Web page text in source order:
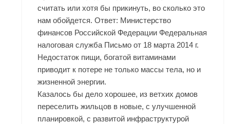
считать или хотя бы прикинуть, во сколько это
нам обойдется. Ответ: Министерство
финансов Российской Федерации Федеральная
налоговая служба Письмо от 18 марта 2014 г.
Недостаток пищи, богатой витаминами
приводит к потере не только массы тела, но и
жизненной энергии.
Казалось бы дело хорошее, из ветхих домов
переселить жильцов в новые, с улучшенной
планировкой, с развитой инфраструктурой